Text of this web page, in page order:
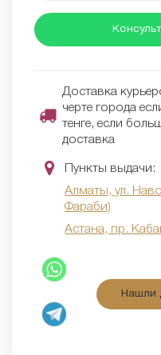
Доставка
черте города
тенге, если
доставка
Пункты выдачи:
Алматы, ул.
Фараби)
Астана, пр.
Нашли